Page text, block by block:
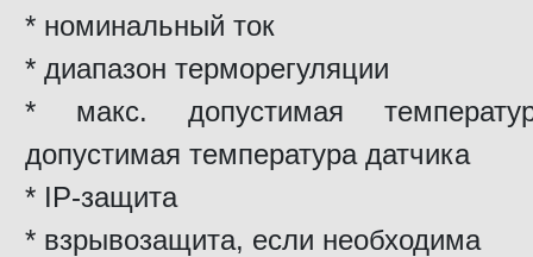
* номинальный ток
* диапазон терморегуляции
* макс. допустимая
допустимая температура датчика
* IP-защита
* взрывозащита, если необходима